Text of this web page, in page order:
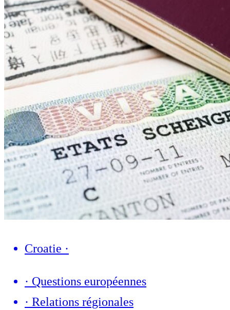
Croatie ·
· Questions européennes
· Relations régionales